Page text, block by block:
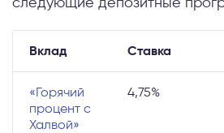
Вклад Ставка
«Горячий
процент с
Халвой»
4,75%